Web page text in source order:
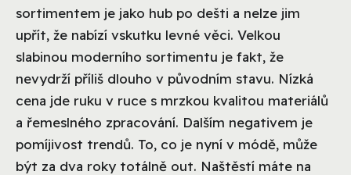
sortimentem je jako hub po dešti a nelze jim
upřít, že nabízí vskutku levné věci. Velkou
slabinou moderního sortimentu je fakt, že
nevydrží příliš dlouho v původním stavu. Nízká
cena jde ruku v ruce s mrzkou kvalitou materiálů
a řemeslného zpracování. Dalším negativem je
pomíjivost trendů. To, co je nyní v módě, může
být za dva roky totálně out. Naštěstí máte na